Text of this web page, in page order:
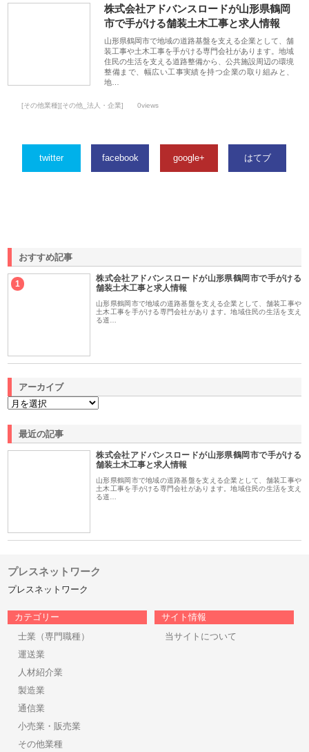
株式会社アドバンスロードが山形県鶴岡
市で手がける舗装土木工事と求人情報
山形県鶴岡市で地域の道路基盤を支える企業として、舗
装工事や土木工事を手がける専門会社があります。地域
住民の生活を支える道路整備から、公共施設周辺の環境
整備まで、幅広い工事実績を持つ企業の取り組みと、
地…
[その他業種][その他_法人・企業] 0views
twitter facebook google+ はてブ
おすすめ記事
1
株式会社アドバンスロードが山形県鶴岡市で手がける
舗装土木工事と求人情報
山形県鶴岡市で地域の道路基盤を支える企業として、舗装工事や
土木工事を手がける専門会社があります。地域住民の生活を支え
る道…
アーカイブ
最近の記事
株式会社アドバンスロードが山形県鶴岡市で手がける
舗装土木工事と求人情報
山形県鶴岡市で地域の道路基盤を支える企業として、舗装工事や
土木工事を手がける専門会社があります。地域住民の生活を支え
る道…
プレスネットワーク
プレスネットワーク
カテゴリー
士業（専門職種）
運送業
人材紹介業
製造業
通信業
小売業・販売業
その他業種
サイト情報
当サイトについて